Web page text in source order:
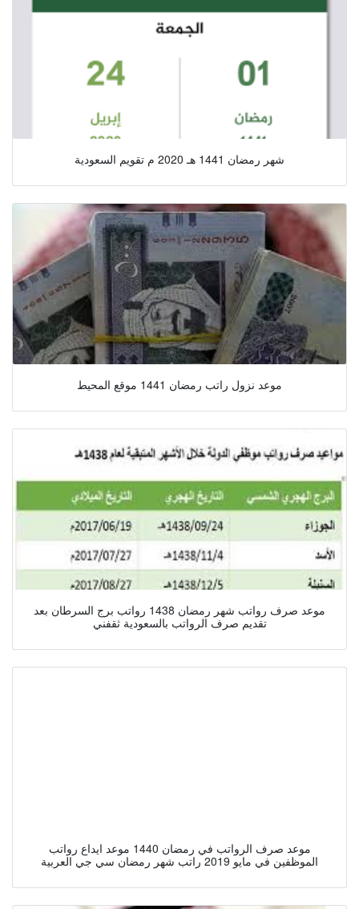
شهر رمضان 1441 هـ 2020 م تقويم السعودية
موعد نزول راتب رمضان 1441 موقع المحيط
موعد صرف رواتب شهر رمضان 1438 رواتب برج السرطان بعد
تقديم صرف الرواتب بالسعودية ثقفني
موعد صرف الرواتب في رمضان 1440 موعد ايداع رواتب
الموظفين في مايو 2019 راتب شهر رمضان سي جي العربية